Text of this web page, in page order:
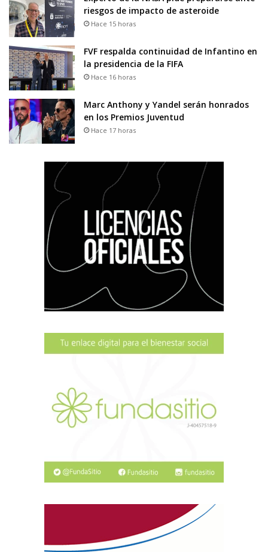
riesgos de impacto de asteroide
Hace 15 horas
FVF respalda continuidad de Infantino en
la presidencia de la FIFA
Hace 16 horas
Marc Anthony y Yandel serán honrados
en los Premios Juventud
Hace 17 horas